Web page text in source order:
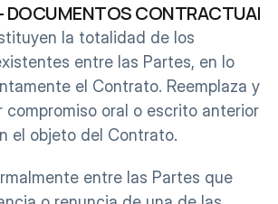
DOCUMENTOS
la totalidad de los
entre las Partes, en lo
el Contrato. Reemplaza y
compromiso oral o escrito anterior
el objeto del Contrato.
entre las Partes que